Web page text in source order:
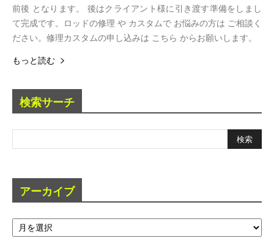
前後 となります。 後はクライアント様に引き渡す準備をしまし
て完成です。ロッドの修理 や カスタムで お悩みの方は ご相談く
ださい。修理カスタムの申し込みは こちら からお願いします。
もっと読む
検索サーチ
アーカイブ
ア
ー